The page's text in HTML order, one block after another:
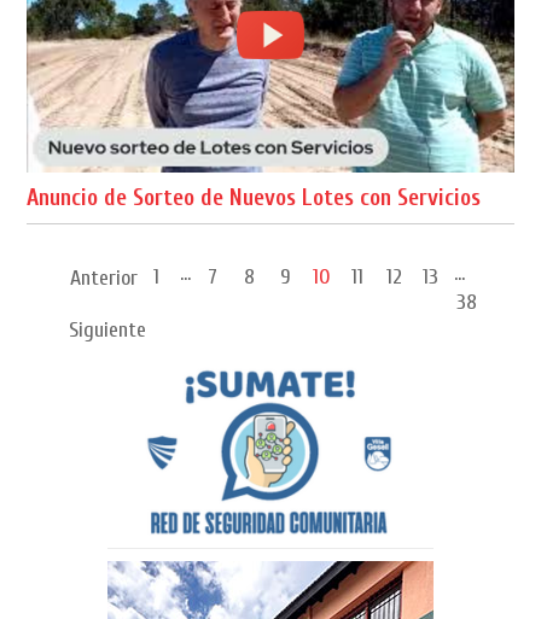
Anuncio de Sorteo de Nuevos Lotes con Servicios
Anterior 1 ... 7 8 9 10 11 12 13
...
38
Siguiente